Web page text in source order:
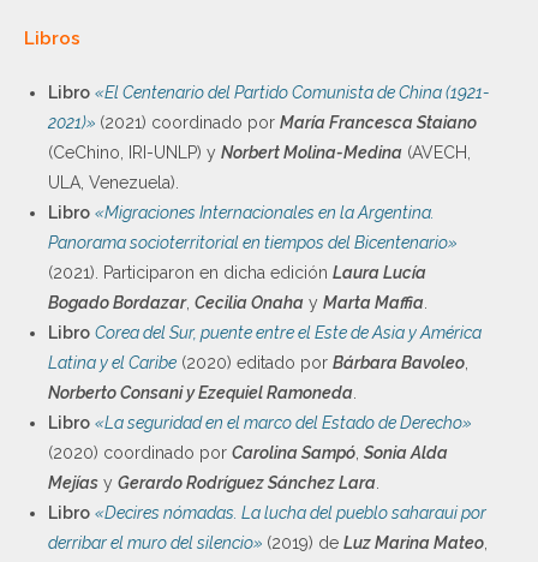
Libros
Libro «El Centenario del Partido Comunista de China (1921-
2021)» (2021) coordinado por María Francesca Staiano
(CeChino, IRI-UNLP) y Norbert Molina-Medina (AVECH,
ULA, Venezuela).
Libro «Migraciones Internacionales en la Argentina.
Panorama socioterritorial en tiempos del Bicentenario»
(2021). Participaron en dicha edición Laura Lucía
Bogado Bordazar, Cecilia Onaha y Marta Maffia.
Libro Corea del Sur, puente entre el Este de Asia y América
Latina y el Caribe (2020) editado por Bárbara Bavoleo,
Norberto Consani yEzequiel Ramoneda.
Libro «La seguridad en el marco del Estado de Derecho»
(2020) coordinado por Carolina Sampó, Sonia Alda
Mejías y Gerardo Rodríguez Sánchez Lara.
Libro «Decires nómadas. La lucha del pueblo saharaui por
derribar el muro del silencio» (2019) de Luz Marina Mateo,